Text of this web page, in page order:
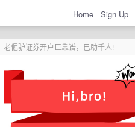
Home Sign Up
老倔驴证券开户巨靠谱，已助千人!